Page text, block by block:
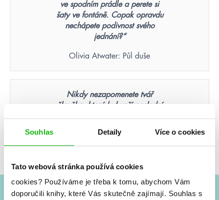
Souhlas Detaily Více o cookies
Tato webová stránka používá cookies
cookies? Používáme je třeba k tomu, abychom Vám
doporučili knihy, které Vás skutečně zajímají. Souhlas s
ve spodním prádle a perete si
šaty ve fontáně. Copak opravdu
nechápete podivnost svého
jednání?“
Olivia Atwater: Půl duše
Nikdy nezapomenete tvář
člověka, který byl vaší poslední
Suzanne Collins: Hunger Games – Aréna smrti
(ilustrované vydání)